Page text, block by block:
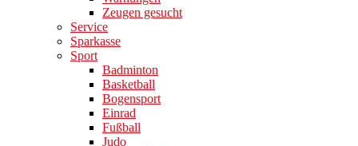
Zeugen gesucht
Service
Sparkasse
Sport
Badminton
Basketball
Bogensport
Einrad
Fußball
Judo